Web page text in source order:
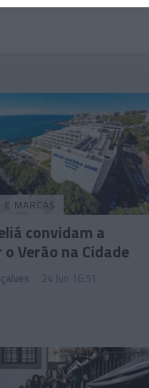
E MARCAS
convidam a
Verão na Cidade
24 Jun 16:51